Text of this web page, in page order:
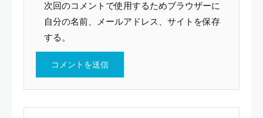
次回のコメントで使用するためブラウザーに
自分の名前、メールアドレス、サイトを保存
する。